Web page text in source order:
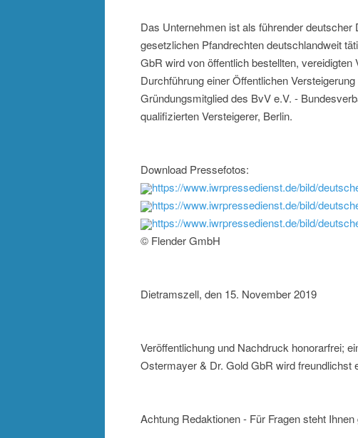
Das Unternehmen ist als führender
gesetzlichen Pfandrechten deutschlandweit
GbR wird von öffentlich bestellten,
Durchführung einer Öffentlichen
Gründungsmitglied des BvV e.V. -
qualifizierten Versteigerer, Berlin.
Download Pressefotos:
https://www.iwrpressedienst.de/bild/
https://www.iwrpressedienst.de/bild/
https://www.iwrpressedienst.de/bild/
© Flender GmbH
Dietramszell, den 15. November 2019
Veröffentlichung und Nachdruck honorarfrei;
Ostermayer & Dr. Gold GbR wird freundlichst
Achtung Redaktionen - Für Fragen steht